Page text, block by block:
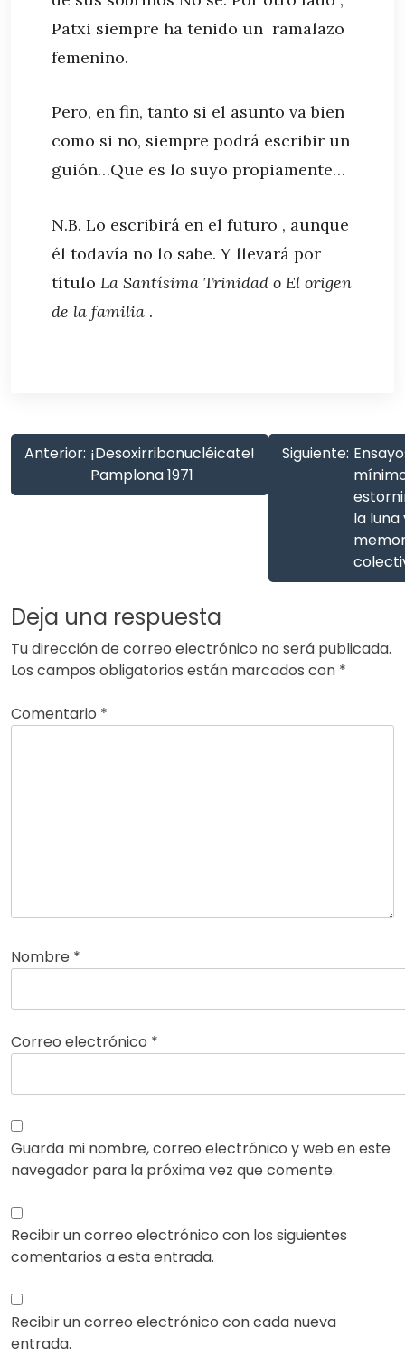
Patxi siempre ha tenido un ramalazo
femenino.
Pero, en fin, tanto si el asunto va bien
como si no, siempre podrá escribir un
guión…Que es lo suyo propiamente…
N.B. Lo escribirá en el futuro , aunque
él todavía no lo sabe. Y llevará por
título La Santísima Trinidad o El origen
de la familia .
Anterior: ¡Desoxirribonucléicate!
Pamplona 1971
Siguiente:
la luna
Deja una respuesta
Tu dirección de correo electrónico no será publicada.
Los campos obligatorios están marcados con *
Comentario *
Nombre *
Correo electrónico *
Guarda mi nombre, correo electrónico y web en este
navegador para la próxima vez que comente.
Recibir un correo electrónico con los siguientes
comentarios a esta entrada.
Recibir un correo electrónico con cada nueva
entrada.